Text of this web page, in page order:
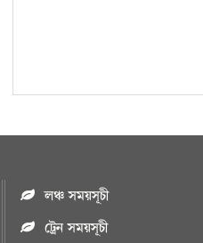
লঞ্চ সময়সূচী
ট্রেন সময়সূচী